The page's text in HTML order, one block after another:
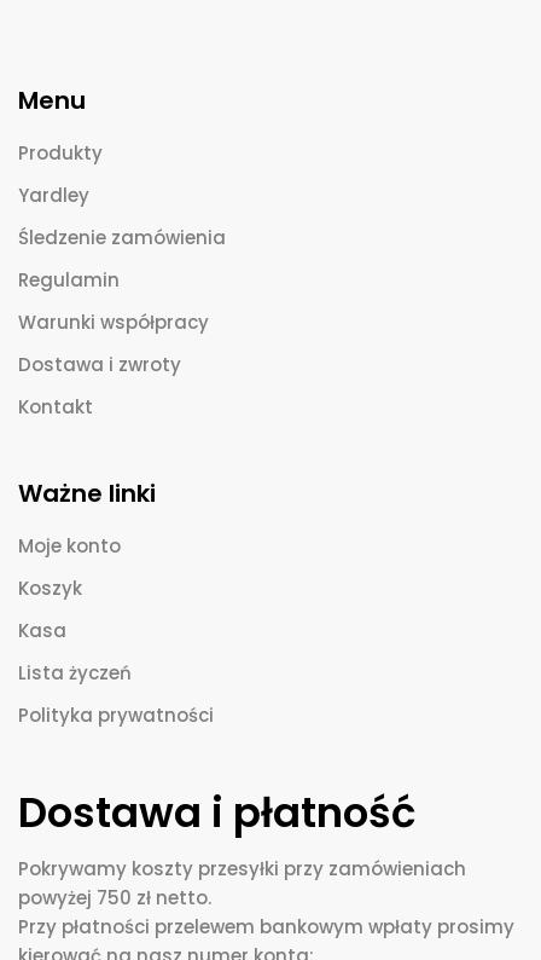
Menu
Produkty
Yardley
Śledzenie zamówienia
Regulamin
Warunki współpracy
Dostawa i zwroty
Kontakt
Ważne linki
Moje konto
Koszyk
Kasa
Lista życzeń
Polityka prywatności
Dostawa i płatność
Pokrywamy koszty przesyłki przy zamówieniach
powyżej 750 zł netto.
Przy płatności przelewem bankowym wpłaty prosimy